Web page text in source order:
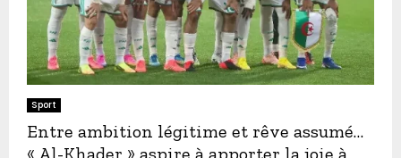
Sport
Entre ambition légitime et rêve assumé…
« Al-Khader » aspire à apporter la joie à